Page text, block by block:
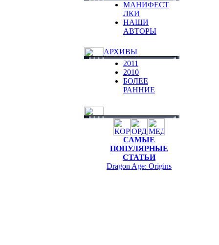
МАНИФЕСТ
ЛКИ
НАШИ
АВТОРЫ
АРХИВЫ
2011
2010
БОЛЕЕ
РАННИЕ
САМЫЕ
ПОПУЛЯРНЫЕ
СТАТЬИ
Dragon Age: Origins